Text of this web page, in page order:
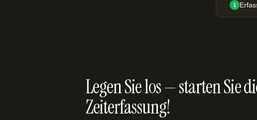
1
Legen Sie los — starten Sie
Zeiterfassung!